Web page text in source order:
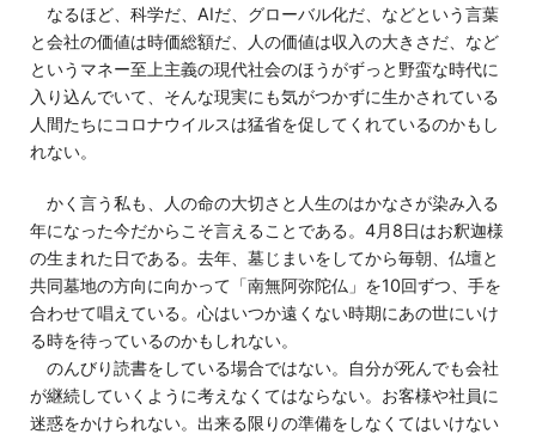
なるほど、科学だ、AIだ、グローバル化だ、などという言葉
と会社の価値は時価総額だ、人の価値は収入の大きさだ、など
というマネー至上主義の現代社会のほうがずっと野蛮な時代に
入り込んでいて、そんな現実にも気がつかずに生かされている
人間たちにコロナウイルスは猛省を促してくれているのかもし
れない。
かく言う私も、人の命の大切さと人生のはかなさが染み入る
年になった今だからこそ言えることである。4月8日はお釈迦様
の生まれた日である。去年、墓じまいをしてから毎朝、仏壇と
共同墓地の方向に向かって「南無阿弥陀仏」を10回ずつ、手を
合わせて唱えている。心はいつか遠くない時期にあの世にいけ
る時を待っているのかもしれない。
のんびり読書をしている場合ではない。自分が死んでも会社
が継続していくように考えなくてはならない。お客様や社員に
迷惑をかけられない。出来る限りの準備をしなくてはいけない